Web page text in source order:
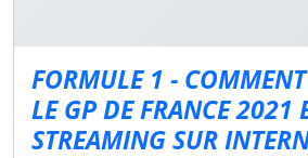
FORMULE 1 -
LE GP DE FRANCE 2021
STREAMING SUR